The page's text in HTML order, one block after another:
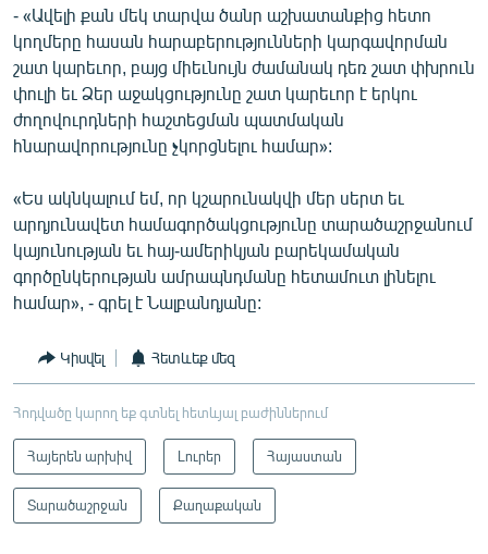
- «Ավելի քան մեկ տարվա ծանր աշխատանքից հետո
կողմերը հասան հարաբերությունների կարգավորման
շատ կարեւոր, բայց միեւնույն ժամանակ դեռ շատ փխրուն
փուլի եւ Ձեր աջակցությունը շատ կարեւոր է երկու
ժողովուրդների հաշտեցման պատմական
հնարավորությունը չկորցնելու համար»:
«Ես ակնկալում եմ, որ կշարունակվի մեր սերտ եւ
արդյունավետ համագործակցությունը տարածաշրջանում
կայունության եւ հայ-ամերիկյան բարեկամական
գործընկերության ամրապնդմանը հետամուտ լինելու
համար», - գրել է Նալբանդյանը:
Կիսվել Հետևեք մեզ
Հոդվածը կարող եք գտնել հետևյալ բաժիններում
Հայերեն արխիվ Լուրեր Հայաստան
Տարածաշրջան Քաղաքական